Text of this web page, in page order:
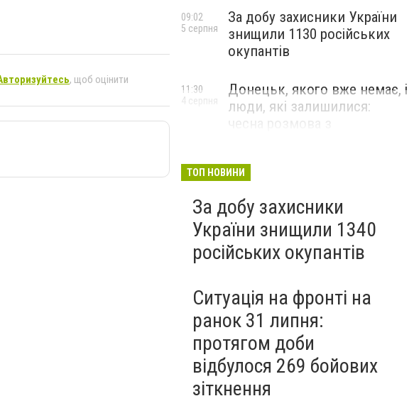
, щоб оцінити
За добу захисники України
знищили 1130 російських
окупантів
09:02
5 серпня
Донецьк, якого вже немає, і
люди, які залишилися:
11:30
4 серпня
ТОП НОВИНИ
За добу захисники
України знищили 1340
російських окупантів
Ситуація на фронті на
ранок 31 липня:
протягом доби
відбулося 269 бойових
зіткнення